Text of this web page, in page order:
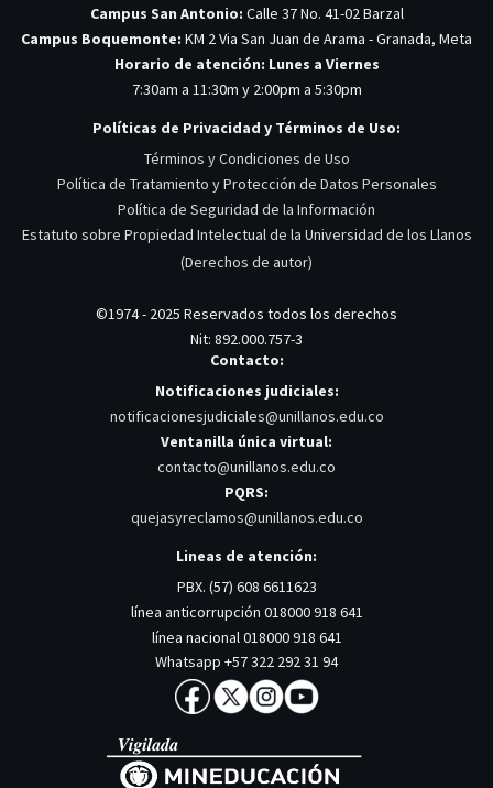
Campus San Antonio: Calle 37 No. 41-02 Barzal
Campus Boquemonte: KM 2 Via San Juan de Arama - Granada, Meta
Horario de atención: Lunes a Viernes
7:30am a 11:30m y 2:00pm a 5:30pm
Políticas de Privacidad y Términos de Uso:
Términos y Condiciones de Uso
Política de Tratamiento y Protección de Datos Personales
Política de Seguridad de la Información
Estatuto sobre Propiedad Intelectual de la Universidad de los Llanos
(Derechos de autor)
©1974 - 2025 Reservados todos los derechos
Nit: 892.000.757-3
Contacto:
Notificaciones judiciales:
notificacionesjudiciales@unillanos.edu.co
Ventanilla única virtual:
contacto@unillanos.edu.co
PQRS:
quejasyreclamos@unillanos.edu.co
Lineas de atención:
PBX. (57) 608 6611623
línea anticorrupción 018000 918 641
línea nacional 018000 918 641
Whatsapp +57 322 292 31 94